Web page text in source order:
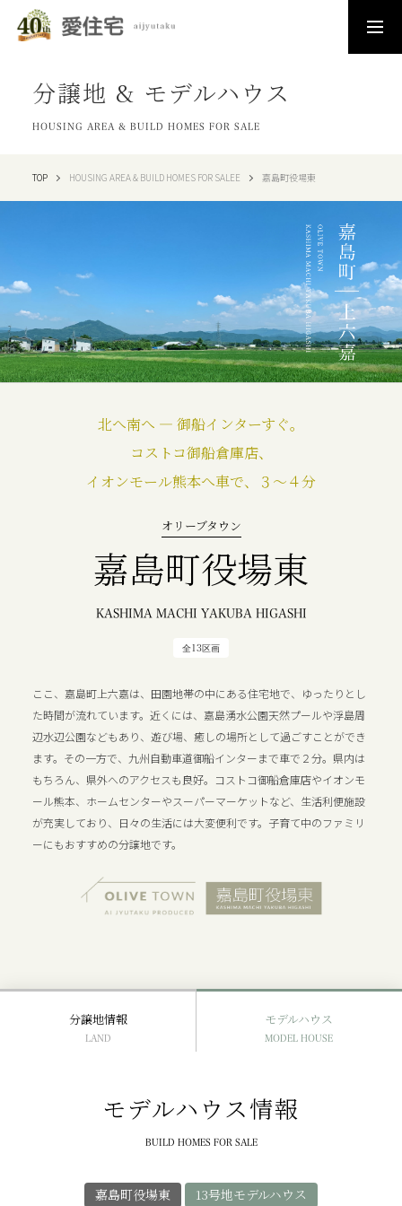
分譲地 & モデルハウス
HOUSING AREA & BUILD HOMES FOR SALE
TOP HOUSING AREA & BUILD HOMES FOR SALEE 嘉島町役場東
北へ南へ ― 御船インターすぐ。
コストコ御船倉庫店、
イオンモール熊本へ車で、３～４分
オリーブタウン
嘉島町役場東
KASHIMA MACHI YAKUBA HIGASHI
全13区画
ここ、嘉島町上六嘉は、田園地帯の中にある住宅地で、ゆったりとし
た時間が流れています。近くには、嘉島湧水公園天然プールや浮島周
辺水辺公園などもあり、遊び場、癒しの場所として過ごすことができ
ます。その一方で、九州自動車道御船インターまで車で２分。県内は
もちろん、県外へのアクセスも良好。コストコ御船倉庫店やイオンモ
ール熊本、ホームセンターやスーパーマーケットなど、生活利便施設
が充実しており、日々の生活には大変便利です。子育て中のファミリ
ーにもおすすめの分譲地です。
分譲地情報
LAND
モデルハウス
MODEL HOUSE
モデルハウス情報
BUILD HOMES FOR SALE
嘉島町役場東 13号地モデルハウス